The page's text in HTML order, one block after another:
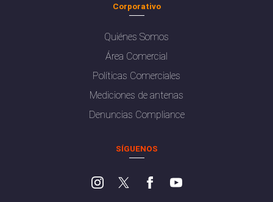
Corporativo
Quiénes Somos
Área Comercial
Políticas Comerciales
Mediciones de antenas
Denuncias Compliance
SÍGUENOS